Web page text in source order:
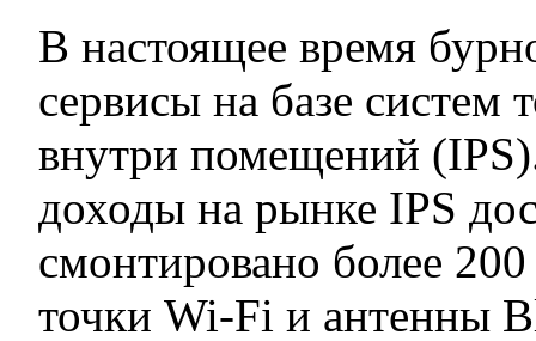
В настоящее время
сервисы на базе систем
внутри помещений
доходы на рынке IPS
смонтировано более
точки Wi-Fi и антенны